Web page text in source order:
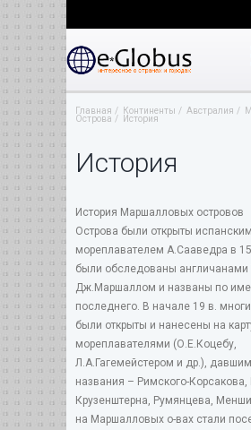
Главная Континенты Австралия
Острова
История
История
История Маршалловых островов
Острова были открыты испанским
мореплавателем А.Сааведра в
были обследованы англичанами
Дж.Маршаллом и названы по
последнего. В начале 19 в.
были открыты и нанесены на
мореплавателями (О.Е.Коцебу,
Л.А.Гагемейстером и др.),
названия – Римского-Корсакова,
Крузенштерна, Румянцева,
на Маршалловых о-вах стали